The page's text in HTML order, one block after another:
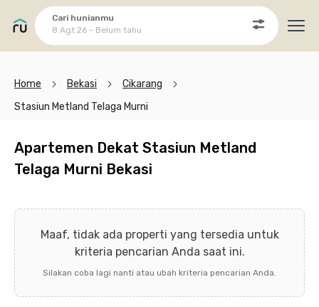
Cari hunianmu
8 Agt 26 - Belum tahu
Home Bekasi
Cikarang
Stasiun Metland Telaga Murni
Apartemen Dekat Stasiun Metland
Telaga Murni Bekasi
Maaf, tidak ada properti yang tersedia untuk
kriteria pencarian Anda saat ini.
Silakan coba lagi nanti atau ubah kriteria pencarian Anda.